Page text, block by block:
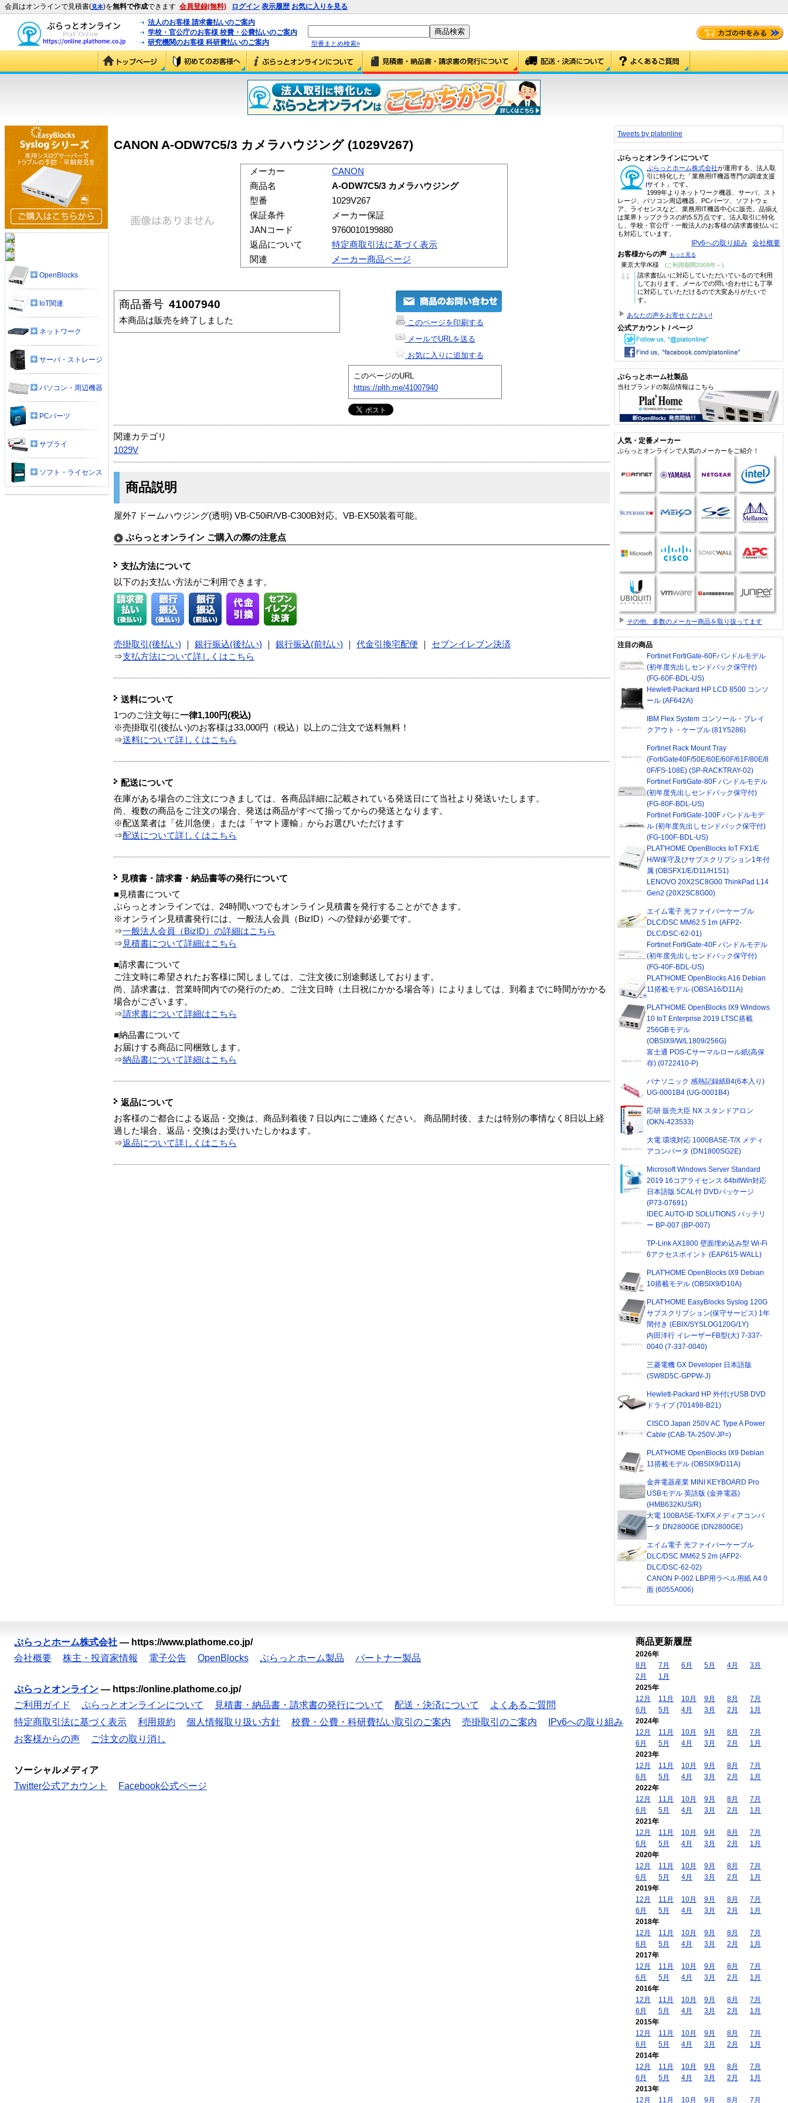
会員はオンラインで見積書(見本)を無料で作成できます 会員登録(無料) ログイン 表示履歴 お気に入りを見る
法人のお客様 請求書払いのご案内
学校・官公庁のお客様 校費・公費払いのご案内
研究機関のお客様 科研費払いのご案内
型番まとめ検索»
CANON A-ODW7C5/3 カメラハウジング (1029V267)
メーカー
CANON
商品名
A-ODW7C5/3 カメラハウジング
型番
1029V267
保証条件
メーカー保証
JANコード
9760010199880
返品について
特定商取引法に基づく表示
関連
メーカー商品ページ
商品番号 41007940
本商品は販売を終了しました
このページを印刷する
メールでURLを送る
お気に入りに追加する
このページのURL
https://plth.me/41007940
関連カテゴリ
1029V
商品説明
屋外7 ドームハウジング(透明) VB-C50iR/VB-C300B対応。VB-EX50装着可能。
ぷらっとオンライン ご購入の際の注意点
支払方法について
以下のお支払い方法がご利用できます。
売掛取引(後払い) 銀行振込(後払い) 銀行振込(前払い) 代金引換宅配便
セブンイレブン決済
⇒支払方法について詳しくはこちら
送料について
1つのご注文毎に一律1,100円(税込)
※売掛取引(後払い)のお客様は33,000円（税込）以上のご注文で送料無料！
⇒送料について詳しくはこちら
配送について
在庫がある場合のご注文につきましては、各商品詳細に記載されている発送日にて当社より発送いたします。
尚、複数の商品をご注文の場合、発送は商品がすべて揃ってからの発送となります。
※配送業者は「佐川急便」または「ヤマト運輸」からお選びいただけます
⇒配送について詳しくはこちら
見積書・請求書・納品書等の発行について
■見積書について
ぷらっとオンラインでは、24時間いつでもオンライン見積書を発行することができます。
※オンライン見積書発行には、一般法人会員（BizID）への登録が必要です。
⇒一般法人会員（BizID）の詳細はこちら
⇒ 見積書について詳細はこちら
■請求書について
ご注文時に希望されたお客様に関しましては、ご注文後に別途郵送しております。
尚、請求書は、営業時間内での発行のため、ご注文日時（土日祝にかかる場合等）によりましては、到着までに時間がかかる
場合がございます。
⇒請求書について詳細はこちら
■納品書について
お届けする商品に同梱致します。
⇒納品書について詳細はこちら
返品について
お客様のご都合による返品・交換は、商品到着後７日以内にご連絡ください。 商品開封後、または特別の事情なく8日以上経
過した場合、返品・交換はお受けいたしかねます。
⇒返品について詳しくはこちら
OpenBlocks
IoT関連
ネットワーク
サーバ・ストレージ
パソコン・周辺機器
PCパーツ
サプライ
ソフト・ライセンス
Tweets by platonline
ぷらっとオンラインについて
ぷらっとホーム株式会社が運用する、法人取
引に特化した「業務用IT機器専門の調達支援
サイト」です。
1999年よりネットワーク機器、サーバ、スト
レージ、パソコン周辺機器、PCパーツ、ソフトウェ
ア、ライセンスなど、業務用IT機器中心に販売。品揃え
は業界トップクラスの約5.5万点です。法人取引に特化
し、学校・官公庁・一般法人のお客様の請求書後払いに
も対応しています。
IPv6への取り組み 会社概要
お客様からの声 もっと見る
東京大学/K様 (ご利用期間2009年～)
“
請求書払いに対応していただいているので利用
しております。メールでの問い合わせにも丁寧
に対応していただけるので大変ありがたいで
す。
あなたの声をお寄せください!
公式アカウント / ページ
ぷらっとホーム社製品
当社ブランドの製品情報はこちら
人気・定番メーカー
ぷらっとオンラインで人気のメーカーをご紹介！
その他、多数のメーカー商品を取り扱ってます
注目の商品
Fortinet FortiGate-60Fバンドルモデル
(初年度先出しセンドバック保守付)
(FG-60F-BDL-US)
Hewlett-Packard HP LCD 8500 コンソ
ール (AF642A)
IBM Flex System コンソール・ブレイ
クアウト・ケーブル (81Y5286)
Fortinet Rack Mount Tray
(FortiGate40F/50E/60E/60F/61F/80E/8
0F/FS-108E) (SP-RACKTRAY-02)
Fortinet FortiGate-80F バンドルモデル
(初年度先出しセンドバック保守付)
(FG-80F-BDL-US)
Fortinet FortiGate-100F バンドルモデ
ル (初年度先出しセンドバック保守付)
(FG-100F-BDL-US)
PLAT'HOME OpenBlocks IoT FX1/E
H/W保守及びサブスクリプション1年付
属 (OBSFX1/E/D11/H1S1)
LENOVO 20X2SC8G00 ThinkPad L14
Gen2 (20X2SC8G00)
エイム電子 光ファイバーケーブル
DLC/DSC MM62.5 1m (AFP2-
DLC/DSC-62-01)
Fortinet FortiGate-40F バンドルモデル
(初年度先出しセンドバック保守付)
(FG-40F-BDL-US)
PLAT'HOME OpenBlocks A16 Debian
11搭載モデル (OBSA16/D11A)
PLAT'HOME OpenBlocks IX9 Windows
10 IoT Enterprise 2019 LTSC搭載
256GBモデル
(OBSIX9/W/L1809/256G)
富士通 POS-Cサーマルロール紙(高保
存) (0722410-P)
パナソニック 感熱記録紙B4(6本入り)
UG-0001B4 (UG-0001B4)
応研 販売大臣 NX スタンドアロン
(OKN-423533)
大電 環境対応 1000BASE-T/X メディ
アコンバータ (DN1800SG2E)
Microsoft Windows Server Standard
2019 16コアライセンス 64bitWin対応
日本語版 5CAL付 DVDパッケージ
(P73-07691)
IDEC AUTO-ID SOLUTIONS バッテリ
ー BP-007 (BP-007)
TP-Link AX1800 壁面埋め込み型 Wi-Fi
6アクセスポイント (EAP615-WALL)
PLAT'HOME OpenBlocks IX9 Debian
10搭載モデル (OBSIX9/D10A)
PLAT'HOME EasyBlocks Syslog 120G
サブスクリプション(保守サービス) 1年
間付き (EBIX/SYSLOG120G/1Y)
内田洋行 イレーザーFB型(大) 7-337-
0040 (7-337-0040)
三菱電機 GX Developer 日本語版
(SW8D5C-GPPW-J)
Hewlett-Packard HP 外付けUSB DVD
ドライブ (701498-B21)
CISCO Japan 250V AC Type A Power
Cable (CAB-TA-250V-JP=)
PLAT'HOME OpenBlocks IX9 Debian
11搭載モデル (OBSIX9/D11A)
金井電器産業 MINI KEYBOARD Pro
USBモデル 英語版 (金井電器)
(HMB632KUS/R)
大電 100BASE-TX/FXメディアコンバ
ータ DN2800GE (DN2800GE)
エイム電子 光ファイバーケーブル
DLC/DSC MM62.5 2m (AFP2-
DLC/DSC-62-02)
CANON P-002 LBP用ラベル用紙 A4 0
面 (6055A006)
ぷらっとホーム株式会社 — https://www.plathome.co.jp/
会社概要
株主・投資家情報 電子公告 OpenBlocks ぷらっとホーム製品 パートナー製品
ぷらっとオンライン — https://online.plathome.co.jp/
ご利用ガイド
ぷらっとオンラインについて 見積書・納品書・請求書の発行について 配送・決済について
よくあるご質問
特定商取引法に基づく表示
利用規約 個人情報取り扱い方針 校費・公費・科研費払い取引のご案内 売掛取引のご案内
IPv6への取り組み
お客様からの声
ご注文の取り消し
ソーシャルメディア
Twitter公式アカウント
Facebook公式ページ
商品更新履歴
2026年
8月
7月 6月 5月 4月
3月
2月
1月
2025年
12月
11月 10月 9月 8月
7月
6月
5月 4月 3月 2月
1月
2024年
12月
11月 10月 9月 8月
7月
6月
5月 4月 3月 2月
1月
2023年
12月
11月 10月 9月 8月
7月
6月
5月 4月 3月 2月
1月
2022年
12月
11月 10月 9月 8月
7月
6月
5月 4月 3月 2月
1月
2021年
12月
11月 10月 9月 8月
7月
6月
5月 4月 3月 2月
1月
2020年
12月
11月 10月 9月 8月
7月
6月
5月 4月 3月 2月
1月
2019年
12月
11月 10月 9月 8月
7月
6月
5月 4月 3月 2月
1月
2018年
12月
11月 10月 9月 8月
7月
6月
5月 4月 3月 2月
1月
2017年
12月
11月 10月 9月 8月
7月
6月
5月 4月 3月 2月
1月
2016年
12月
11月 10月 9月 8月
7月
6月
5月 4月 3月 2月
1月
2015年
12月
11月 10月 9月 8月
7月
6月
5月 4月 3月 2月
1月
2014年
12月
11月 10月 9月 8月
7月
6月
5月 4月 3月 2月
1月
2013年
12月
11月 10月 9月 8月 7月